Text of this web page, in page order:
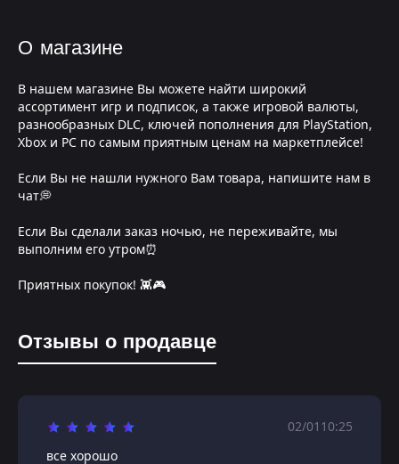
О магазине
В нашем магазине Вы можете найти широкий
ассортимент игр и подписок, а также игровой валюты,
разнообразных DLC, ключей пополнения для PlayStation,
Xbox и PC по самым приятным ценам на маркетплейсе!
Если Вы не нашли нужного Вам товара, напишите нам в
чат💭
Если Вы сделали заказ ночью, не переживайте, мы
выполним его утром⏰
Приятных покупок! 👾🎮
Отзывы о продавце
02/01 10:25
все хорошо